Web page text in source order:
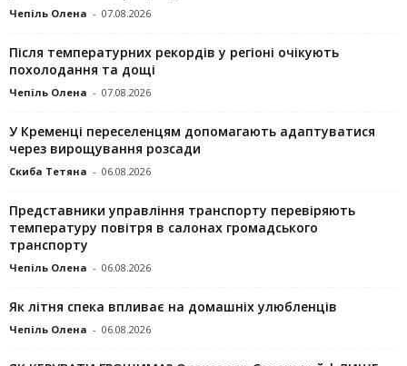
Чепіль Олена - 07.08.2026
Після температурних рекордів у регіоні очікують
похолодання та дощі
Чепіль Олена - 07.08.2026
У Кременці переселенцям допомагають адаптуватися
через вирощування розсади
Скиба Тетяна - 06.08.2026
Представники управління транспорту перевіряють
температуру повітря в салонах громадського
транспорту
Чепіль Олена - 06.08.2026
Як літня спека впливає на домашніх улюбленців
Чепіль Олена - 06.08.2026